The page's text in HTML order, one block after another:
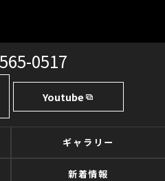
0517
Youtube
ギャラリー
新着情報